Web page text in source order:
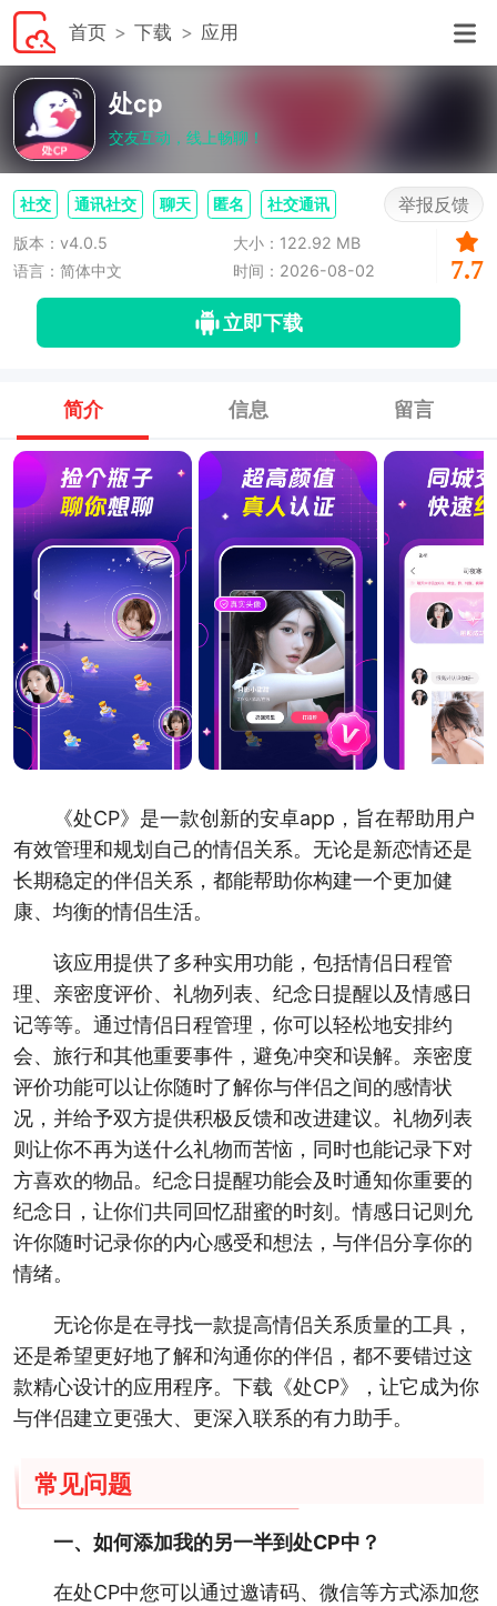
首页 下载 应用
处cp
交友互动，线上畅聊！
社交 通讯社交 聊天 匿名 社交通讯 举报反馈
版本：v4.0.5
大小：122.92 MB
语言：简体中文
时间：2026-08-02 7.7
立即下载
简介 信息 留言
《处CP》是一款创新的安卓app，旨在帮助用户
有效管理和规划自己的情侣关系。无论是新恋情还是
长期稳定的伴侣关系，都能帮助你构建一个更加健
康、均衡的情侣生活。
该应用提供了多种实用功能，包括情侣日程管
理、亲密度评价、礼物列表、纪念日提醒以及情感日
记等等。通过情侣日程管理，你可以轻松地安排约
会、旅行和其他重要事件，避免冲突和误解。亲密度
评价功能可以让你随时了解你与伴侣之间的感情状
况，并给予双方提供积极反馈和改进建议。礼物列表
则让你不再为送什么礼物而苦恼，同时也能记录下对
方喜欢的物品。纪念日提醒功能会及时通知你重要的
纪念日，让你们共同回忆甜蜜的时刻。情感日记则允
许你随时记录你的内心感受和想法，与伴侣分享你的
情绪。
无论你是在寻找一款提高情侣关系质量的工具，
还是希望更好地了解和沟通你的伴侣，都不要错过这
款精心设计的应用程序。下载《处CP》，让它成为你
与伴侣建立更强大、更深入联系的有力助手。
常见问题
一、如何添加我的另一半到处CP中？
在处CP中您可以通过邀请码、微信等方式添加您